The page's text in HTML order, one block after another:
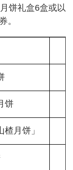
饼礼盒6盒或以
。
饼
月饼」